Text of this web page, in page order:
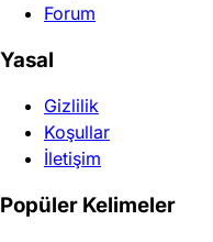
Forum
Yasal
Gizlilik
Koşullar
İletişim
Popüler Kelimeler